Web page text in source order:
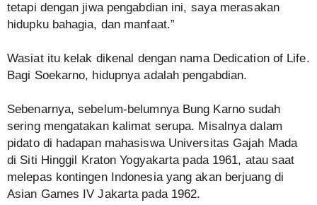
tetapi dengan jiwa pengabdian ini, saya merasakan
hidupku bahagia, dan manfaat.”
Wasiat itu kelak dikenal dengan nama Dedication of Life.
Bagi Soekarno, hidupnya adalah pengabdian.
Sebenarnya, sebelum-belumnya Bung Karno sudah
sering mengatakan kalimat serupa. Misalnya dalam
pidato di hadapan mahasiswa Universitas Gajah Mada
di Siti Hinggil Kraton Yogyakarta pada 1961, atau saat
melepas kontingen Indonesia yang akan berjuang di
Asian Games IV Jakarta pada 1962.